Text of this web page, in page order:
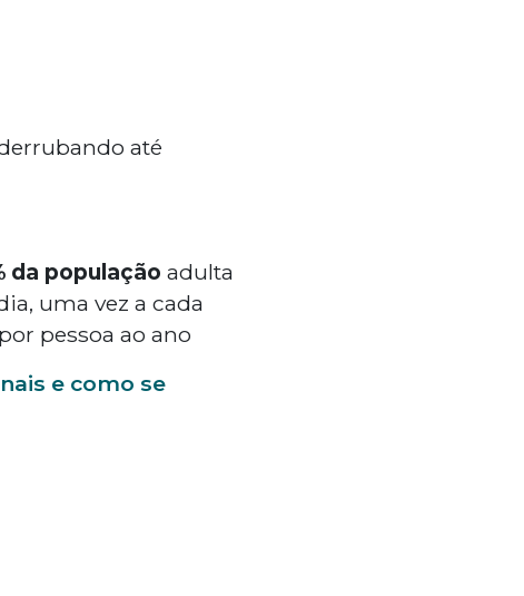
até
da população adulta
uma vez a cada
por pessoa ao ano
e como se